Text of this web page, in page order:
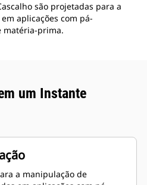
são projetadas para a
aplicações com pá-
matéria-prima.
um Instante
a manipulação de